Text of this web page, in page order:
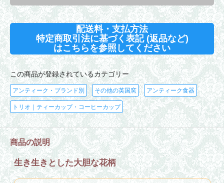
配送料・支払方法
特定商取引法に基づく表記 (返品など)
はこちらを参照してください
この商品が登録されているカテゴリー
アンティーク・ブランド別 その他の英国窯 アンティーク食器
トリオ｜ティーカップ・コーヒーカップ
商品の説明
生き生きとした大胆な花柄